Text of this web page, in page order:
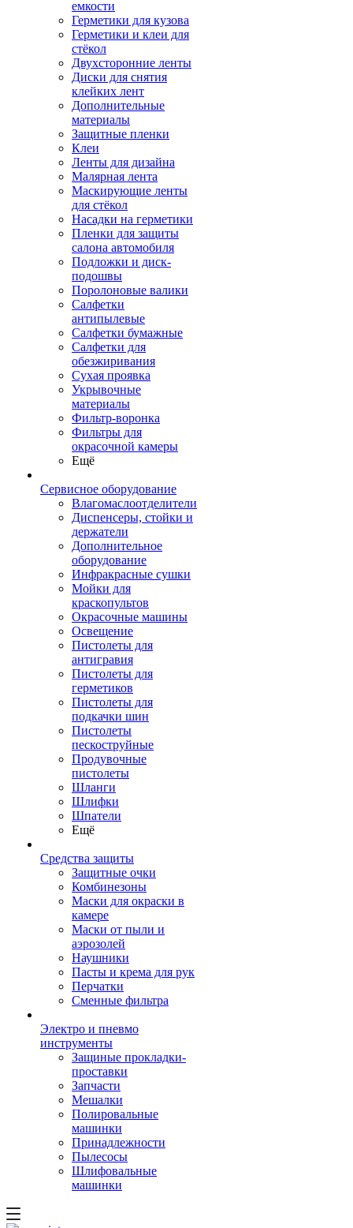
емкости
Герметики для кузова
Герметики и клеи для
стёкол
Двухсторонние ленты
Диски для снятия
клейких лент
Дополнительные
материалы
Защитные пленки
Клеи
Ленты для дизайна
Малярная лента
Маскирующие ленты
для стёкол
Насадки на герметики
Пленки для защиты
салона автомобиля
Подложки и диск-
подошвы
Поролоновые валики
Салфетки
антипылевые
Салфетки бумажные
Салфетки для
обезжиривания
Сухая проявка
Укрывочные
материалы
Фильтр-воронка
Фильтры для
окрасочной камеры
Ещё
Сервисное оборудование
Влагомаслоотделители
Диспенсеры, стойки и
держатели
Дополнительное
оборудование
Инфракрасные сушки
Мойки для
краскопультов
Окрасочные машины
Освещение
Пистолеты для
антигравия
Пистолеты для
герметиков
Пистолеты для
подкачки шин
Пистолеты
пескоструйные
Продувочные
пистолеты
Шланги
Шлифки
Шпатели
Ещё
Средства защиты
Защитные очки
Комбинезоны
Маски для окраски в
камере
Маски от пыли и
аэрозолей
Наушники
Пасты и крема для рук
Перчатки
Сменные фильтра
Электро и пневмо
инструменты
Защиные прокладки-
проставки
Запчасти
Мешалки
Полировальные
машинки
Принадлежности
Пылесосы
Шлифовальные
машинки